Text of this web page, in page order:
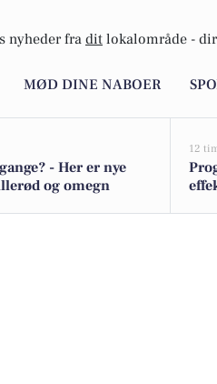
nyheder fra dit lokalområde -
MØD DINE NABOER
- Her er nye
og omegn
12